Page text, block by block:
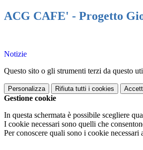
ACG CAFE' - Progetto
Notizie
Questo sito o gli strumenti terzi da questo
Personalizza Rifiuta tutti i cookies
Gestione cookie
In questa schermata è possibile scegliere
I cookie necessari sono quelli che
Per conoscere quali sono i cookie